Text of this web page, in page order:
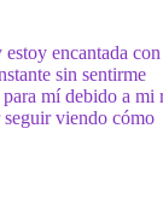
encantada
sin sentirme
mí debido a mi
viendo cómo